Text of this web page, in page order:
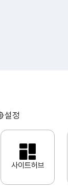
설정
사이트허브